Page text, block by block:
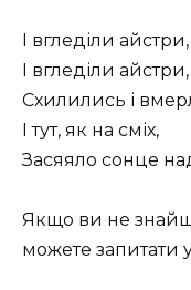
І вгледіли
І вгледіли
Схилились і
І тут, як на сміх,
Засяяло сонце
Якщо ви не
можете запитати